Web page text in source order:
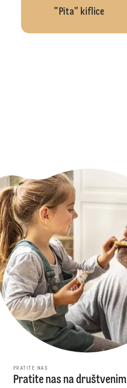
"Pita" kiflice
PRATITE NAS
Pratite nas na društvenim